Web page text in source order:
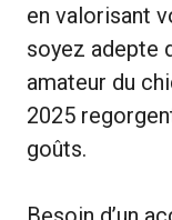
en valorisant
soyez adepte
amateur du
2025
goûts.